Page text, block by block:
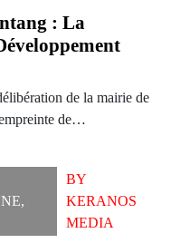
: La
de la mairie de
de…
,
BY
KERANOS
MEDIA